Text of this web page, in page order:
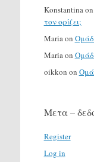
Konstantinaon
τον ορίζει;
Mariaon
Mariaon
oikkon on
Μετα –
Register
Log in